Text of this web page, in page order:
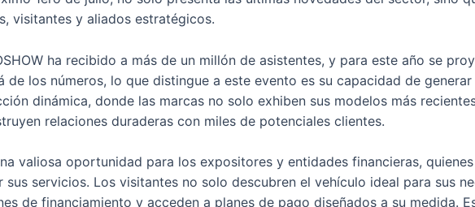
visitantes y aliados estratégicos.
ha recibido a más de un millón de asistentes, y para este año se
de los números, lo que distingue a este evento es su capacidad de
dinámica, donde las marcas no solo exhiben sus modelos más
relaciones duraderas con miles de potenciales clientes.
valiosa oportunidad para los expositores y entidades financieras,
servicios. Los visitantes no solo descubren el vehículo ideal para sus
de financiamiento y acceden a planes de pago diseñados a su medida.